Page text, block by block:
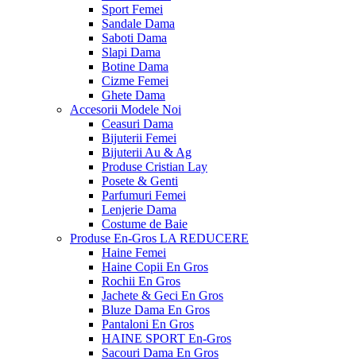
Sport Femei
Sandale Dama
Saboti Dama
Slapi Dama
Botine Dama
Cizme Femei
Ghete Dama
Accesorii Modele Noi
Ceasuri Dama
Bijuterii Femei
Bijuterii Au & Ag
Produse Cristian Lay
Posete & Genti
Parfumuri Femei
Lenjerie Dama
Costume de Baie
Produse En-Gros LA REDUCERE
Haine Femei
Haine Copii En Gros
Rochii En Gros
Jachete & Geci En Gros
Bluze Dama En Gros
Pantaloni En Gros
HAINE SPORT En-Gros
Sacouri Dama En Gros